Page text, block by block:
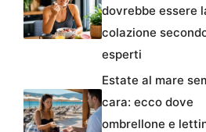
dovrebbe essere
colazione
esperti
Estate al mare
cara: ecco dove
ombrellone e